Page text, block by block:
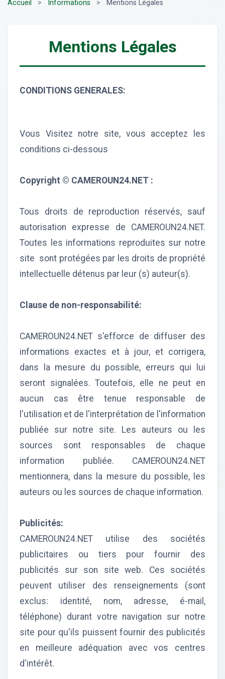
Accueil > Informations > Mentions Légales
Mentions Légales
CONDITIONS GENERALES:
Vous Visitez notre site, vous acceptez les
conditions ci-dessous
Copyright © CAMEROUN24.NET :
Tous droits de reproduction réservés, sauf
autorisation expresse de CAMEROUN24.NET.
Toutes les informations reproduites sur notre
site sont protégées par les droits de propriété
intellectuelle détenus par leur (s) auteur(s).
Clause de non-responsabilité:
CAMEROUN24.NET s'efforce de diffuser des
informations exactes et à jour, et corrigera,
dans la mesure du possible, erreurs qui lui
seront signalées. Toutefois, elle ne peut en
aucun cas être tenue responsable de
l'utilisation et de l'interprétation de l'information
publiée sur notre site. Les auteurs ou les
sources sont responsables de chaque
information publiée. CAMEROUN24.NET
mentionnera, dans la mesure du possible, les
auteurs ou les sources de chaque information.
Publicités:
CAMEROUN24.NET utilise des sociétés
publicitaires ou tiers pour fournir des
publicités sur son site web. Ces sociétés
peuvent utiliser des renseignements (sont
exclus: identité, nom, adresse, é-mail,
téléphone) durant votre navigation sur notre
site pour qu'ils puissent fournir des publicités
en meilleure adéquation avec vos centres
d'intérêt.